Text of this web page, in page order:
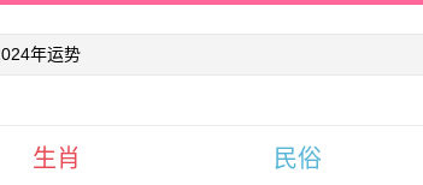
生肖 民俗